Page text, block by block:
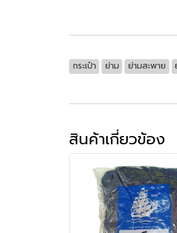
กระเป๋า ย่าม ย่ามสะพาย
สินค้าเกี่ยวข้อง